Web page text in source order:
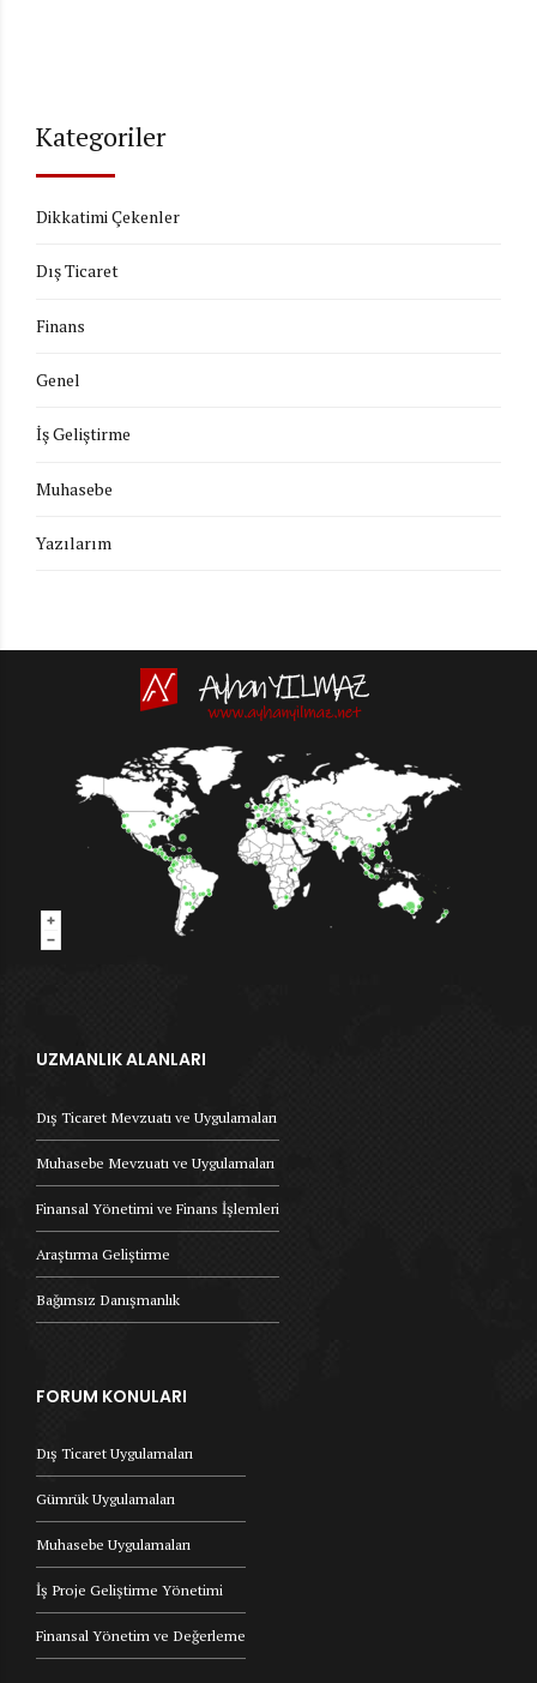
Kategoriler
Dikkatimi Çekenler
Dış Ticaret
Finans
Genel
İş Geliştirme
Muhasebe
Yazılarım
UZMANLIK ALANLARI
Dış Ticaret Mevzuatı ve Uygulamaları
Muhasebe Mevzuatı ve Uygulamaları
Finansal Yönetimi ve Finans İşlemleri
Araştırma Geliştirme
Bağımsız Danışmanlık
FORUM KONULARI
Dış Ticaret Uygulamaları
Gümrük Uygulamaları
Muhasebe Uygulamaları
İş Proje Geliştirme Yönetimi
Finansal Yönetim ve Değerleme